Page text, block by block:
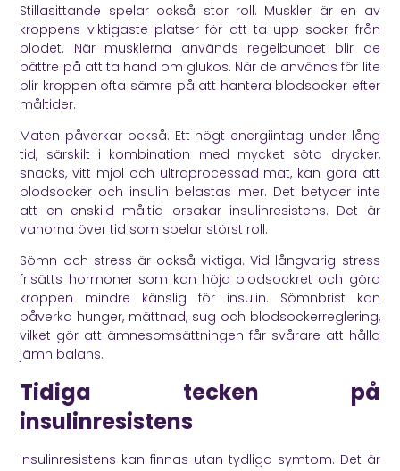
Stillasittande spelar också stor roll. Muskler är en av
kroppens viktigaste platser för att ta upp socker från
blodet. När musklerna används regelbundet blir de
bättre på att ta hand om glukos. När de används för lite
blir kroppen ofta sämre på att hantera blodsocker efter
måltider.
Maten påverkar också. Ett högt energiintag under lång
tid, särskilt i kombination med mycket söta drycker,
snacks, vitt mjöl och ultraprocessad mat, kan göra att
blodsocker och insulin belastas mer. Det betyder inte
att en enskild måltid orsakar insulinresistens. Det är
vanorna över tid som spelar störst roll.
Sömn och stress är också viktiga. Vid långvarig stress
frisätts hormoner som kan höja blodsockret och göra
kroppen mindre känslig för insulin. Sömnbrist kan
påverka hunger, mättnad, sug och blodsockerreglering,
vilket gör att ämnesomsättningen får svårare att hålla
jämn balans.
Tidiga tecken på
insulinresistens
Insulinresistens kan finnas utan tydliga symtom. Det är